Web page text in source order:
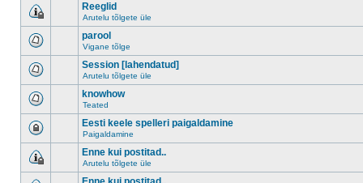
Reeglid
Arutelu tõlgete üle
parool
Vigane tõlge
Session [lahendatud]
Arutelu tõlgete üle
knowhow
Teated
Eesti keele spelleri paigaldamine
Paigaldamine
Enne kui postitad..
Arutelu tõlgete üle